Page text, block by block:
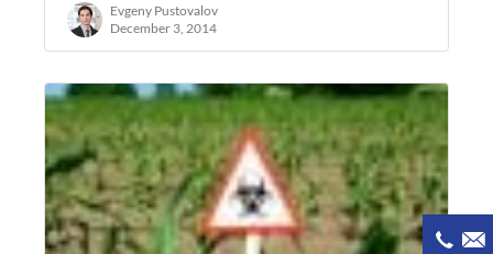
der Wirksamkeit von…
Evgeny Pustovalov
December 3, 2014